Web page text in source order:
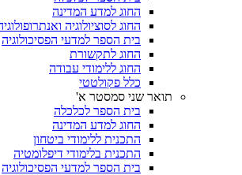
החוג למדע המדינה
החוג לסוציולוגיה
בית הספר למדעי הפסיכולוגיה
החוג לתקשורת
החוג ללימודי עבודה
כלל פקולטטי
תואר שני סמסטר א'
בית הספר לכלכלה
החוג למדע המדינה
התכנית ללימודי ביטחון
התכנית בלימודי דיפלומטיה
בית הספר למדעי הפסיכולוגיה